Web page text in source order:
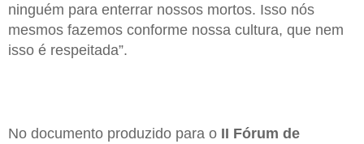
ninguém para enterrar nossos mortos. Isso nós
mesmos fazemos conforme nossa cultura, que nem
isso é respeitada”.
No documento produzido para o II Fórum de